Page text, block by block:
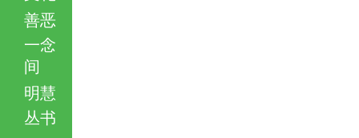
善恶
一念
间
明慧
丛书